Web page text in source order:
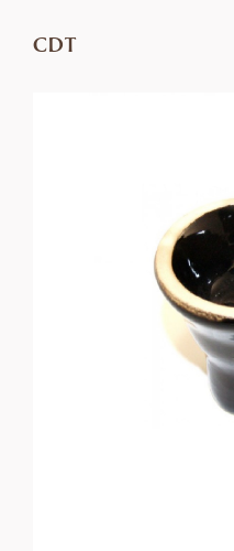
CDT